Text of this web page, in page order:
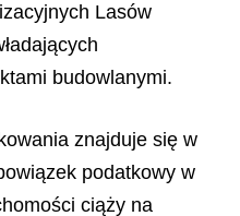
Lasów
budowlanymi.
znajduje się w
podatkowy w
ciąży na